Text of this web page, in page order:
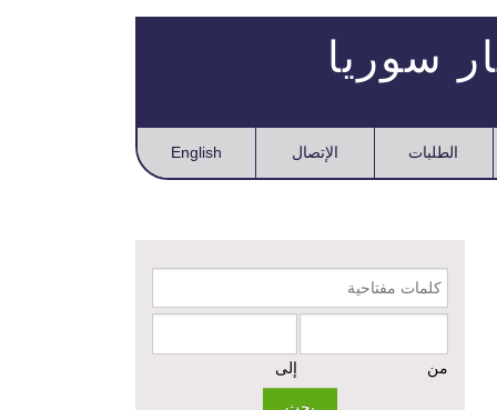
سوريا
الطلبات الإتصال English
كلمات مفتاحية
من إلى
دعم الخدمات الصحية في محافظتي الرقة ودير الزور
– المرحلة الثالثة
والطفل في دير الزور
إعادة تأهيل المنازل لعيش آمن وكريم في الرقة ودير
مبادرة متعددة القطاعات لإعادة التأهيل في مدينة
تقديم خدمات الرعاية الصحية الأولية في محافظة دير